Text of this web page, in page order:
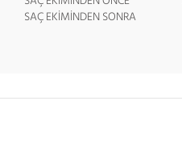
SAÇ EKİMİNDEN SONRA